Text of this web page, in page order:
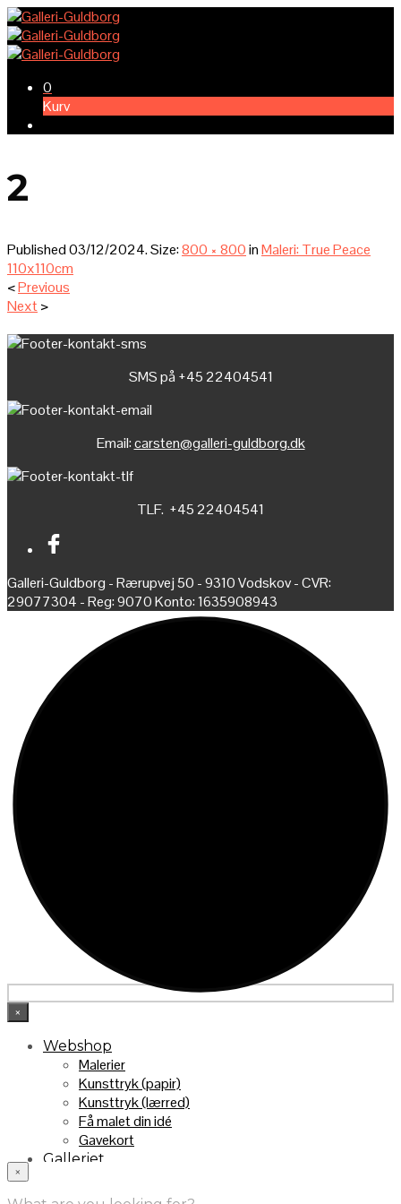
0
Kurv
2
Published03/12/2024. Size:800 × 800inMaleri: True Peace
110x110cm
<Previous
Next>
SMS på +45 22404541
Email:carsten@galleri-guldborg.dk
TLF. +45 22404541
Galleri-Guldborg - Rærupvej 50 - 9310 Vodskov - CVR:
29077304 - Reg: 9070 Konto: 1635908943
×
Webshop
Malerier
Kunsttryk (papir)
Kunsttryk (lærred)
Få malet din idé
Gavekort
Galleriet
Handelsebetingelser
×